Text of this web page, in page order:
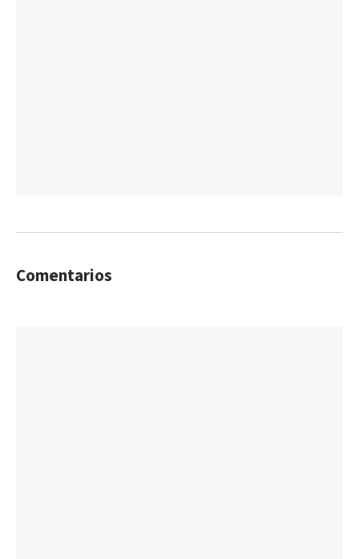
Comentarios